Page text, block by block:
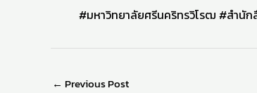
#มหาวิทยาลัยศรีนคริทรวิโรฒ #สำนัก
← Previous Post